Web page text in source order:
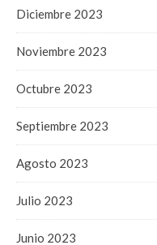
Diciembre 2023
Noviembre 2023
Octubre 2023
Septiembre 2023
Agosto 2023
Julio 2023
Junio 2023